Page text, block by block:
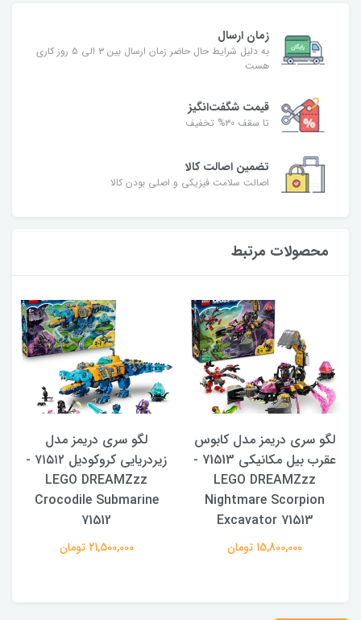
زمان ارسال
به دلیل شرایط حال حاضر زمان ارسال بین ۳ الی ۵ روز کاری
هست
قیمت شگفت‌انگیز
تا سقف ۳۰% تخفیف
تضمین اصالت کالا
اصالت سلامت فیزیکی و اصلی بودن کالا
محصولات مرتبط
لگو سری دریمز مدل کابوس
عقرب بیل مکانیکی 71513 -
LEGO DREAMZzz
Nightmare Scorpion
Excavator 71513
15,800,000 تومان
لگو سری دریمز مدل
زیردریایی کروکودیل ۷۱۵۱۲ -
LEGO DREAMZzz
Crocodile Submarine
71512
21,500,000 تومان